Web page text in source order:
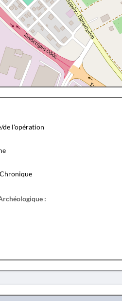
de l'opération
: